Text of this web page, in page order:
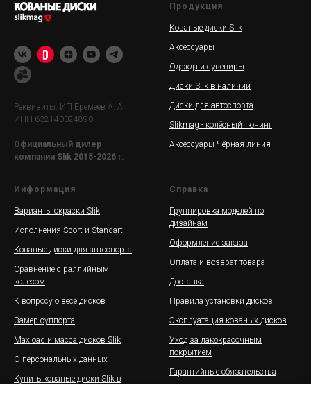
Реквизиты: ИП Еремеев А. А.
ИНН 632140024890
Официальный дилер
компании Slik 2015-2026 г.
Продукция
Кованые диски Slik
Аксессуары
Одежда и сувениры
Диски Slik в наличии
Диски для автоспорта
Slikmag - колёсный тюнинг
Аксессуары Чёрная линия
Информация
Варианты окраски Slik
Исполнения Sport и Standart
Кованые диски для автоспорта
Сравнение с раллийным
колесом
К вопросу о весе дисков
Замер суппорта
Maxload и масса дисков Slik
О персональных данных
Купить кованые диски Slik в
Справка
Группировка моделей по
дизайнам
Оформление заказа
Оплата и возврат товара
Доставка
Правила установки дисков
Эксплуатация кованых дисков
Уход за лакокрасочным
покрытием
Гарантийные обязательства